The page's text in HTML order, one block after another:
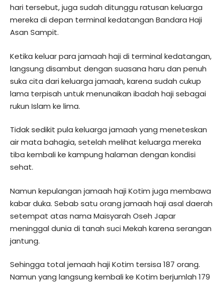
hari tersebut, juga sudah ditunggu ratusan keluarga
mereka di depan terminal kedatangan Bandara Haji
Asan Sampit.
Ketika keluar para jamaah haji di terminal kedatangan,
langsung disambut dengan suasana haru dan penuh
suka cita dari keluarga jamaah, karena sudah cukup
lama terpisah untuk menunaikan ibadah haji sebagai
rukun Islam ke lima.
Tidak sedikit pula keluarga jamaah yang meneteskan
air mata bahagia, setelah melihat keluarga mereka
tiba kembali ke kampung halaman dengan kondisi
sehat.
Namun kepulangan jamaah haji Kotim juga membawa
kabar duka. Sebab satu orang jamaah haji asal daerah
setempat atas nama Maisyarah Oseh Japar
meninggal dunia di tanah suci Mekah karena serangan
jantung.
Sehingga total jemaah haji Kotim tersisa 187 orang.
Namun yang langsung kembali ke Kotim berjumlah 179